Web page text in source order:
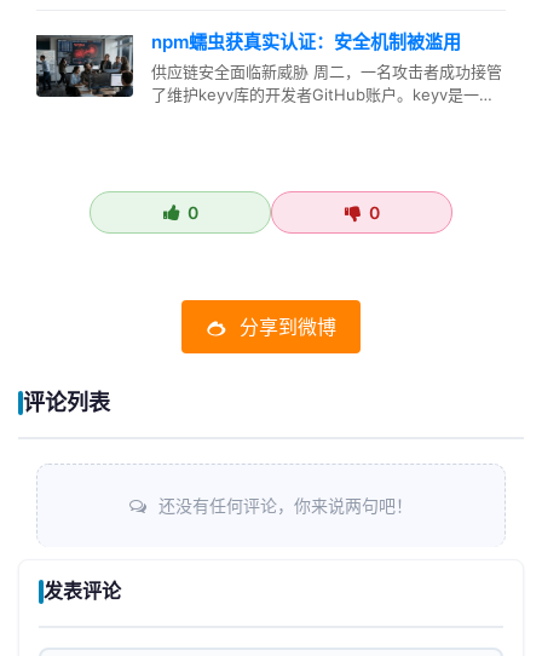
npm蠕虫获真实认证：安全机制被滥用
供应链安全面临新威胁 周二，一名攻击者成功接管
了维护keyv库的开发者GitHub账户。keyv是一个
0 0
分享到微博
评论列表
还没有任何评论，你来说两句吧！
发表评论